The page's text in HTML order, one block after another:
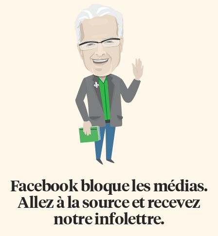
Facebook bloque les médias.
Allez à la source et recevez
notre infolettre.